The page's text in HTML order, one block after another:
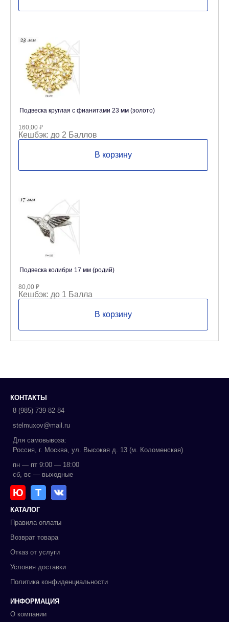
Подвеска круглая с фианитами 23 мм (золото)
160,00 ₽
Кешбэк: до 2 Баллов
В корзину
Подвеска колибри 17 мм (родий)
80,00 ₽
Кешбэк: до 1 Балла
В корзину
КОНТАКТЫ
8 (985) 739-82-84
stelmuxov@mail.ru
Для самовывоза:
Россия, г. Москва, ул. Высокая д. 13 (м. Коломенская)
пн — пт 9:00 — 18:00
сб, вс — выходные
Ю Т
КАТАЛОГ
Правила оплаты
Возврат товара
Отказ от услуги
Условия доставки
Политика конфиденциальности
ИНФОРМАЦИЯ
О компании